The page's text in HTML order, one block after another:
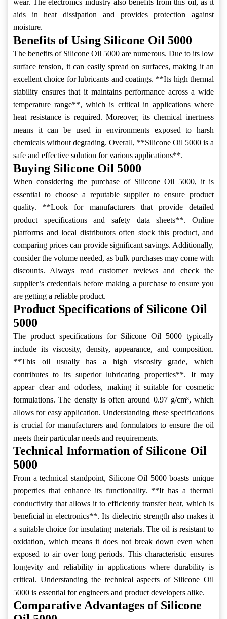
wear. The electronics industry also benefits from this oil, as it
aids in heat dissipation and provides protection against
moisture.
Benefits of Using Silicone Oil 5000
The benefits of Silicone Oil 5000 are numerous. Due to its low
surface tension, it can easily spread on surfaces, making it an
excellent choice for lubricants and coatings. **Its high thermal
stability ensures that it maintains performance across a wide
temperature range**, which is critical in applications where
heat resistance is required. Moreover, its chemical inertness
means it can be used in environments exposed to harsh
chemicals without degrading. Overall, **Silicone Oil 5000 is a
safe and effective solution for various applications**.
Buying Silicone Oil 5000
When considering the purchase of Silicone Oil 5000, it is
essential to choose a reputable supplier to ensure product
quality. **Look for manufacturers that provide detailed
product specifications and safety data sheets**. Online
platforms and local distributors often stock this product, and
comparing prices can provide significant savings. Additionally,
consider the volume needed, as bulk purchases may come with
discounts. Always read customer reviews and check the
supplier’s credentials before making a purchase to ensure you
are getting a reliable product.
Product Specifications of Silicone Oil
5000
The product specifications for Silicone Oil 5000 typically
include its viscosity, density, appearance, and composition.
**This oil usually has a high viscosity grade, which
contributes to its superior lubricating properties**. It may
appear clear and odorless, making it suitable for cosmetic
formulations. The density is often around 0.97 g/cm³, which
allows for easy application. Understanding these specifications
is crucial for manufacturers and formulators to ensure the oil
meets their particular needs and requirements.
Technical Information of Silicone Oil
5000
From a technical standpoint, Silicone Oil 5000 boasts unique
properties that enhance its functionality. **It has a thermal
conductivity that allows it to efficiently transfer heat, which is
beneficial in electronics**. Its dielectric strength also makes it
a suitable choice for insulating materials. The oil is resistant to
oxidation, which means it does not break down even when
exposed to air over long periods. This characteristic ensures
longevity and reliability in applications where durability is
critical. Understanding the technical aspects of Silicone Oil
5000 is essential for engineers and product developers alike.
Comparative Advantages of Silicone